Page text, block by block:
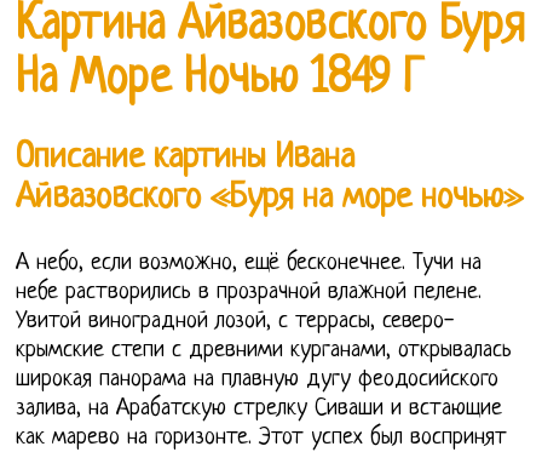
Картина Айвазовского Буря
На Море Ночью 1849 Г
Описание картины Ивана
Айвазовского «Буря на море ночью»
А небо, если возможно, ещё бесконечнее. Тучи на
небе растворились в прозрачной влажной пелене.
Увитой виноградной лозой, с террасы, северо-
крымские степи с древними курганами, открывалась
широкая панорама на плавную дугу феодосийского
залива, на Арабатскую стрелку Сиваши и встающие
как марево на горизонте. Этот успех был воспринят